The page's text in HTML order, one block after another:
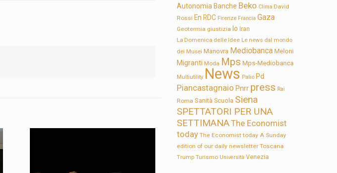
Autonomia Banche Beko Clima David
Rossi En RDC Firenze Francia Gaza
Geotermia giustizia Io Iran
La Domenica delle Idee Le news dal mondo
dei Musei Manovra Mediobanca Meloni
Migranti Moda Mps Mps-Mediobanca
Multiutility News Palio Pd
Piancastagnaio Pnrr press Rai
Roma Sanità Scuola Siena
SPETTATORI PER UNA
SETTIMANAThe Economist
today The Economist today A Sunday
edition of our daily newsletter Toscana
Trump Turismo Università Venezia